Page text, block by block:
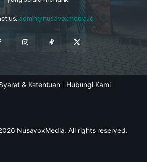
us: admin@nusavoxmedia.id
Syarat & Ketentuan Hubungi Kami
NusavoxMedia. All rights reserved.